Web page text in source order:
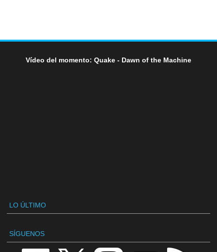
Vídeo del momento: Quake - Dawn of the Machine
LO ÚLTIMO
SÍGUENOS